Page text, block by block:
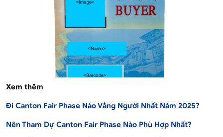
Xem thêm
Đi Canton Fair Phase Nào Vắng Người Nhất Năm 2025?
Nên Tham Dự Canton Fair Phase Nào Phù Hợp Nhất?